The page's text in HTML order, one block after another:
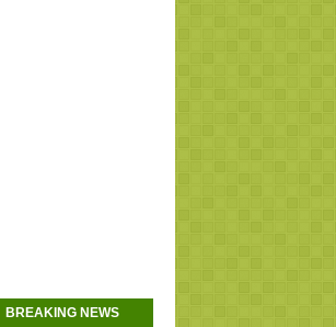
BREAKING NEWS